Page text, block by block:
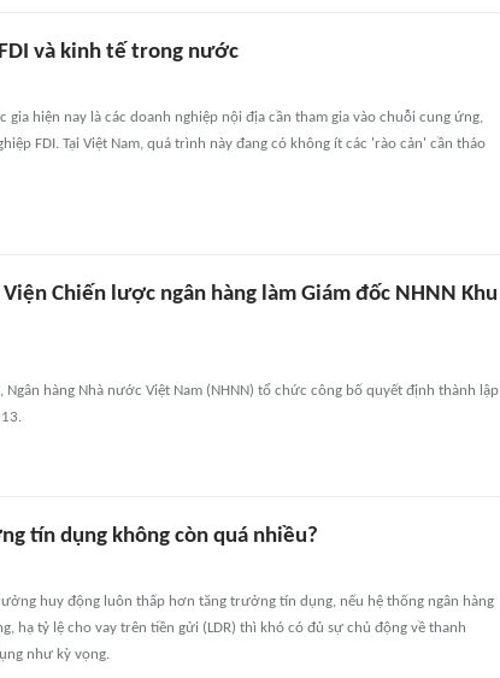
và kinh tế trong nước
gia hiện nay là các doanh nghiệp nội địa cần tham gia vào chuỗi cung ứng,
FDI. Tại Việt Nam, quá trình này đang có không ít các 'rào cản' cần tháo
Chiến lược ngân hàng làm Giám đốc NHNN Khu
Ngân hàng Nhà nước Việt Nam (NHNN) tổ chức công bố quyết định thành lập
tín dụng không còn quá nhiều?
huy động luôn thấp hơn tăng trưởng tín dụng, nếu hệ thống ngân hàng
hạ tỷ lệ cho vay trên tiền gửi (LDR) thì khó có đủ sự chủ động về thanh
như kỳ vọng.